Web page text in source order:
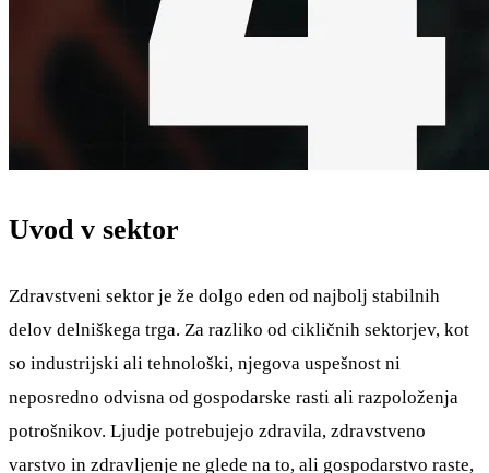
Uvod v sektor
Zdravstveni sektor je že dolgo eden od najbolj stabilnih
delov delniškega trga. Za razliko od cikličnih sektorjev, kot
so industrijski ali tehnološki, njegova uspešnost ni
neposredno odvisna od gospodarske rasti ali razpoloženja
potrošnikov. Ljudje potrebujejo zdravila, zdravstveno
varstvo in zdravljenje ne glede na to, ali gospodarstvo raste,